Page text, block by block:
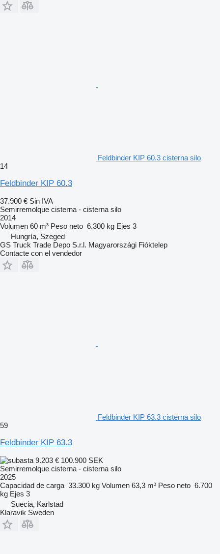
Feldbinder KIP 60.3 cisterna silo
14
Feldbinder KIP 60.3
37.900 € Sin IVA
Semirremolque cisterna - cisterna silo
2014
Volumen 60 m³ Peso neto 6.300 kg Ejes 3
Hungría, Szeged
GS Truck Trade Depo S.r.l. Magyarországi Fióktelep
Contacte con el vendedor
Feldbinder KIP 63.3 cisterna silo
59
Feldbinder KIP 63.3
9.203 € 100.900 SEK
Semirremolque cisterna - cisterna silo
2025
Capacidad de carga 33.300 kg Volumen 63,3 m³ Peso neto 6.700
kg Ejes 3
Suecia, Karlstad
Klaravik Sweden